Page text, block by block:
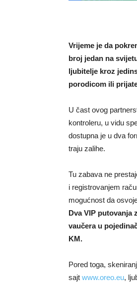
Vrijeme je da
broj jedan na
ljubitelje kroz
porodicom ili
U čast ovog
kontroleru, u vidu
dostupna je u dva
traju zalihe.
Tu zabava ne
i registrovanjem
mogućnost da
Dva VIP putovanja
vaučera u
KM.
Pored toga,
sajt www.oreo.eu,